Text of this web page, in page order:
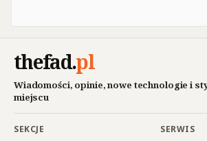
thefad.pl
Wiadomości, opinie, nowe technologie i
miejscu
SEKCJE
SERWIS